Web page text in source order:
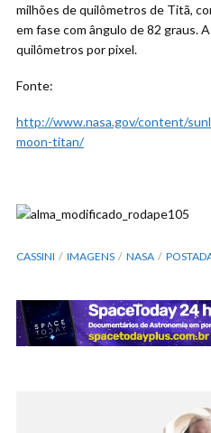
milhões de quilômetros de Titã,
em fase com ângulo de 82 graus.
quilômetros por pixel.
Fonte:
http://www.nasa.gov/content/
moon-titan/
CASSINI IMAGENS NASA